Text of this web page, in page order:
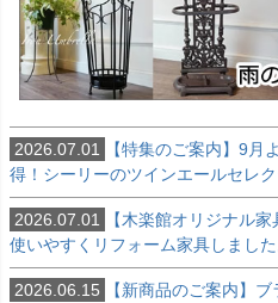
2026.07.01
【特集のご案内】9月
得！シーリーのツインエールセレク
2026.07.01
【木楽館オリジナル
使いやすくリフォーム家具しました
2026.06.15
【新商品のご案内】